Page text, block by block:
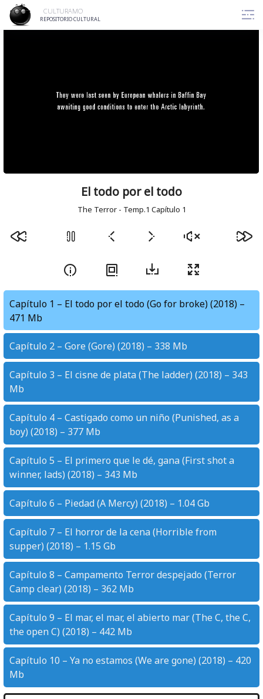
content
CULTURAMO
REPOSITORIO CULTURAL
El todo por el todo
The Terror - Temp.1 Capítulo 1
Capítulo 1 – El todo por el todo (Go for broke) (2018) –
471 Mb
Capítulo 2 – Gore (Gore) (2018) – 338 Mb
Capítulo 3 – El cisne de plata (The ladder) (2018) – 343
Mb
Capítulo 4 – Castigado como un niño (Punished, as a
boy) (2018) – 377 Mb
Capítulo 5 – El primero que le dé, gana (First shot a
winner, lads) (2018) – 343 Mb
Capítulo 6 – Piedad (A Mercy) (2018) – 1.04 Gb
Capítulo 7 – El horror de la cena (Horrible from
supper) (2018) – 1.15 Gb
Capítulo 8 – Campamento Terror despejado (Terror
Camp clear) (2018) – 362 Mb
Capítulo 9 – El mar, el mar, el abierto mar (The C, the C,
the open C) (2018) – 442 Mb
Capítulo 10 – Ya no estamos (We are gone) (2018) – 420
Mb